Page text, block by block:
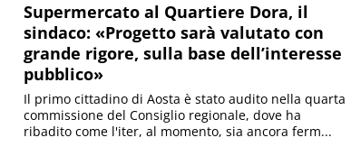
Supermercato al Quartiere Dora, il
sindaco: «Progetto sarà valutato con
grande rigore, sulla base dell’interesse
pubblico»
Il primo cittadino di Aosta è stato audito nella quarta
commissione del Consiglio regionale, dove ha
ribadito come l'iter, al momento, sia ancora ferm...